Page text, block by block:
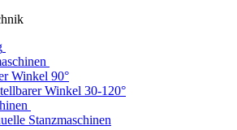
Winkel 90°
Winkel 30-120°
Stanzmaschinen